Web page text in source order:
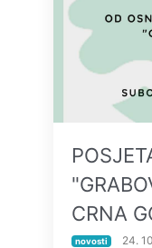
CRNA
novosti 24.